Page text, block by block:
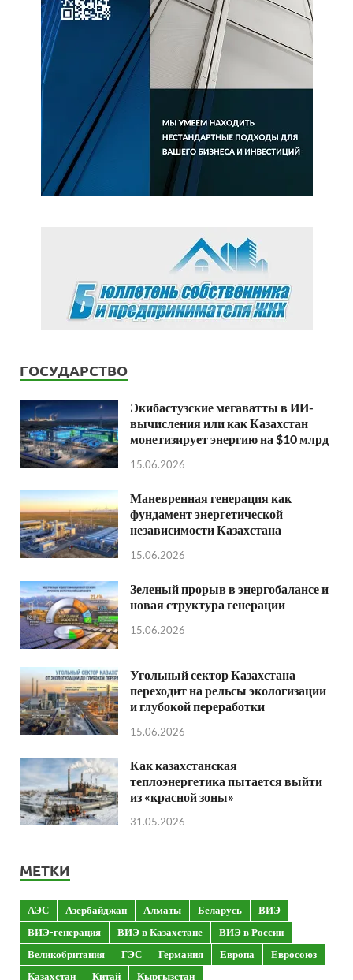
ГОСУДАРСТВО
Экибастузские мегаватты в ИИ-
вычисления или как Казахстан
монетизирует энергию на $10 млрд
15.06.2026
Маневренная генерация как
фундамент энергетической
независимости Казахстана
15.06.2026
Зеленый прорыв в энергобалансе и
новая структура генерации
15.06.2026
Угольный сектор Казахстана
переходит на рельсы экологизации
и глубокой переработки
15.06.2026
Как казахстанская
теплоэнергетика пытается выйти
из «красной зоны»
31.05.2026
МЕТКИ
АЭС Азербайджан Алматы Беларусь
ВИЭ
ВИЭ-генерация
ВИЭ в Казахстане
ВИЭ в России
Великобритания
ГЭС Германия Европа
Евросоюз
Казахстан
Китай
Кыргызстан